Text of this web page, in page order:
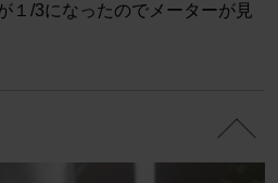
１/3になったのでメーターが見